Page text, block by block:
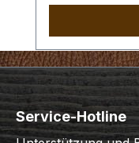
Service-Hotline